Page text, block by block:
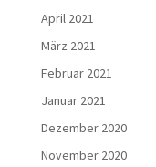
April 2021
März 2021
Februar 2021
Januar 2021
Dezember 2020
November 2020